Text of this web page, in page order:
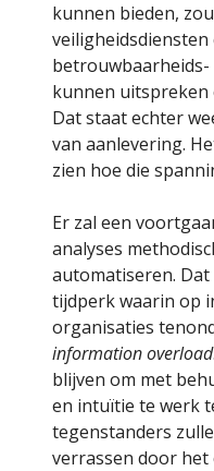
kunnen bieden,
kunnen uitspreken
Dat staat echter
van aanlevering.
zien hoe die
Er zal een
analyses
automatiseren.
tijdperk waarin op
organisaties
information overload
blijven om met
en intuïtie te werk
tegenstanders
verrassen door